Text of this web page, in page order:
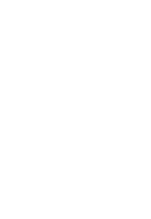
nicht verfügbar.)